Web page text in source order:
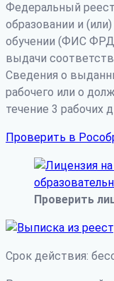
Федеральный
образовании и
обучении (ФИС
выдачи
Сведения о
рабочего или о
течение 3 рабочих
Проверить в
Проверить
Срок действия: